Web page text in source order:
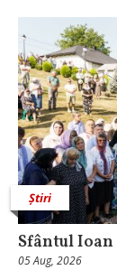
Știri
Sfântul Ioan
05 Aug, 2026